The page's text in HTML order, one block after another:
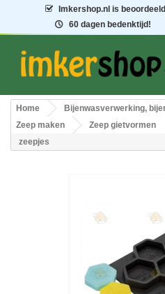
Imkershop.nl is
60 dagen bedenktijd!
Home
Bijenwasverwerking,
Zeep maken
Zeep gietvormen
zeepjes